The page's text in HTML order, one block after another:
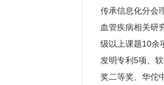
传承信息化分会
血管疾病相关研
级以上课题10余
发明专利5项、
奖二等奖、华佗